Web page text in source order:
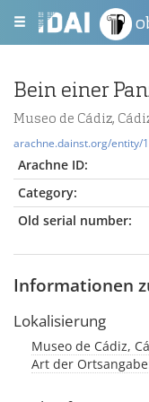
Bein einer
Museo de Cádiz,
arachne.dainst.org/entity/
Arachne ID:
Category:
Old serial number:
Informationen
Lokalisierung
Museo de Cádiz,
Art der